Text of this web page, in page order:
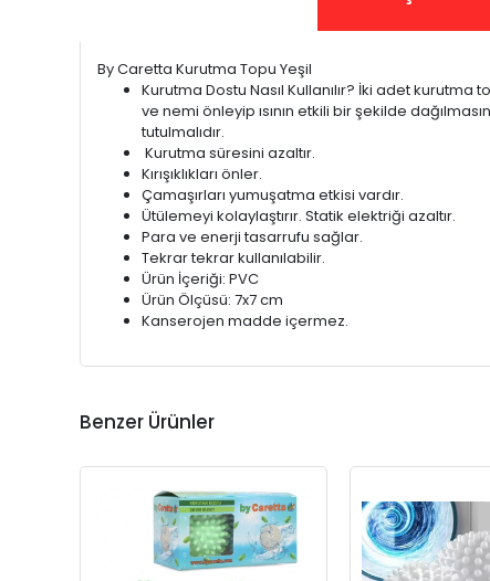
By Caretta Kurutma Topu Yeşil
Kurutma Dostu Nasıl Kullanılır? İki adet kurutma
ve nemi önleyip ısının etkili bir şekilde
tutulmalıdır.
Kurutma süresini azaltır.
Kırışıklıkları önler.
Çamaşırları yumuşatma etkisi vardır.
Ütülemeyi kolaylaştırır. Statik elektriği azaltır.
Para ve enerji tasarrufu sağlar.
Tekrar tekrar kullanılabilir.
Ürün İçeriği: PVC
Ürün Ölçüsü: 7x7 cm
Kanserojen madde içermez.
Benzer Ürünler